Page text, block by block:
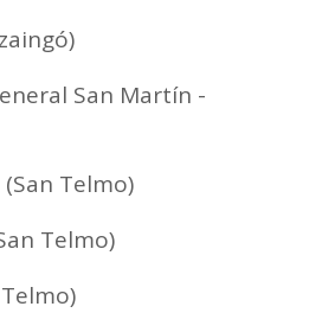
San Martín -
Telmo)
Telmo)